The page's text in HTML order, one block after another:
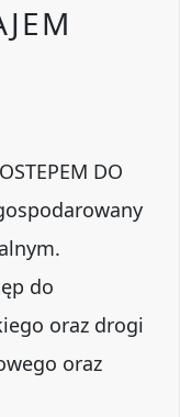
DO
do
oraz drogi
oraz